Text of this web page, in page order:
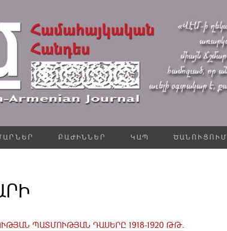
ԲԱԺԻՆՆԵՐ ԿԱՊ ԾԱՆՈՒՑՈՒՄ
ՊԱՏՄՈՒԹՅԱՆ ԴԱՍԵՐԸ 1918-1920 ԹԹ.